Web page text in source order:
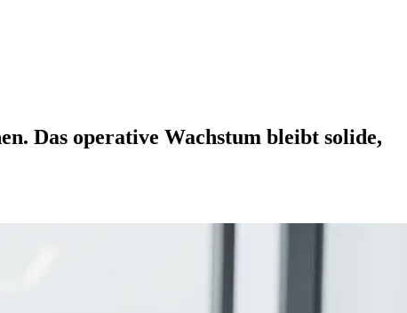
Das operative Wachstum bleibt solide,